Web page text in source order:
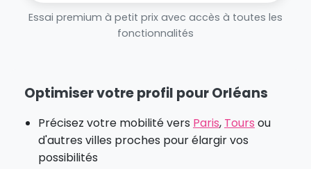
Essai premium à petit prix avec accès à toutes les
fonctionnalités
Optimiser votre profil pour Orléans
Précisez votre mobilité vers Paris, Tours ou
d'autres villes proches pour élargir vos
possibilités